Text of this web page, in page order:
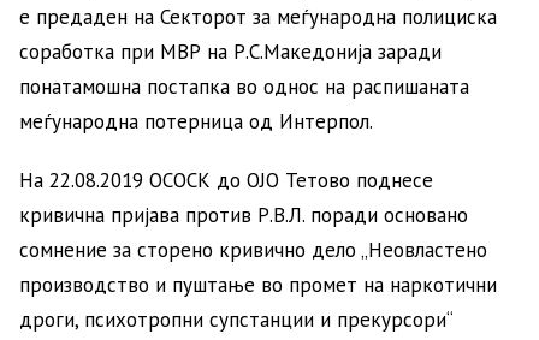
е предаден на Секторот за меѓународна полициска
соработка при МВР на Р.С.Македонија заради
понатамошна постапка во однос на распишаната
меѓународна потерница од Интерпол.
На 22.08.2019 ОСОСК до ОЈО Тетово поднесе
кривична пријава против Р.В.Л. поради основано
сомнение за сторено кривично дело „Неовластено
производство и пуштање во промет на наркотични
дроги, психотропни супстанции и прекурсори“